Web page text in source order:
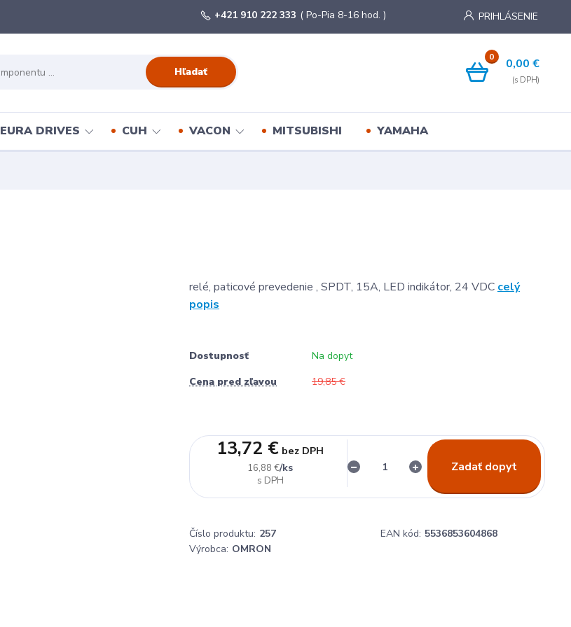
PRIHLÁSENIE
Hľadať
+421 910 222 333 ( Po-Pia 8-16 hod. )
0 0,00 €
EURA DRIVES CUH VACON MITSUBISHI YAMAHA
relé, paticové prevedenie , SPDT, 15A, LED indikátor, 24 VDC celý
popis
Dostupnosť
Na dopyt
Cena pred zľavou
19,85 €
16,88 €/ks
13,72 € bez DPH
Zadať dopyt
Číslo produktu: 257 EAN kód: 5536853604868
Výrobca: OMRON